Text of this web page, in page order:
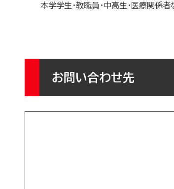
本学学生・教職員・中高生・医療関係
お問い合わせ先